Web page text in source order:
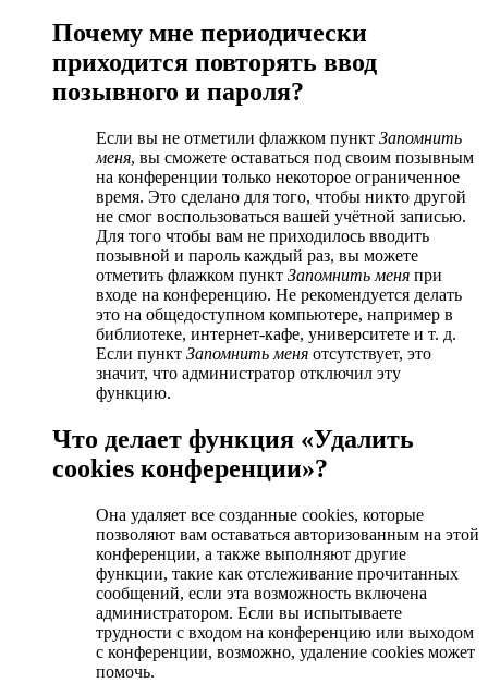
Почему мне периодически
приходится повторять ввод
позывного и пароля?
Если вы не отметили флажком пункт Запомнить
меня, вы сможете оставаться под своим позывным
на конференции только некоторое ограниченное
время. Это сделано для того, чтобы никто другой
не смог воспользоваться вашей учётной записью.
Для того чтобы вам не приходилось вводить
позывной и пароль каждый раз, вы можете
отметить флажком пункт Запомнить меня при
входе на конференцию. Не рекомендуется делать
это на общедоступном компьютере, например в
библиотеке, интернет-кафе, университете и т. д.
Если пункт Запомнить меня отсутствует, это
значит, что администратор отключил эту
функцию.
Что делает функция «Удалить
cookies конференции»?
Она удаляет все созданные cookies, которые
позволяют вам оставаться авторизованным на этой
конференции, а также выполняют другие
функции, такие как отслеживание прочитанных
сообщений, если эта возможность включена
администратором. Если вы испытываете
трудности с входом на конференцию или выходом
с конференции, возможно, удаление cookies может
помочь.